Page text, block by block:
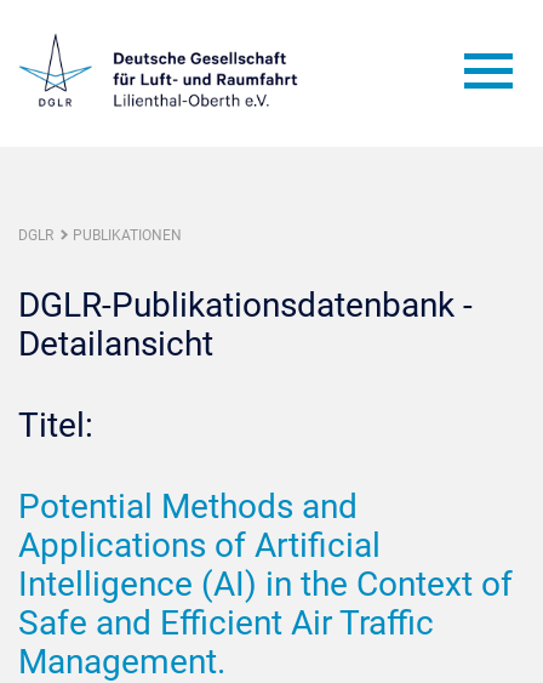
DGLR PUBLIKATIONEN
DGLR-Publikationsdatenbank -
Detailansicht
Titel:
Potential Methods and
Applications of Artificial
Intelligence (AI) in the Context of
Safe and Efficient Air Traffic
Management.